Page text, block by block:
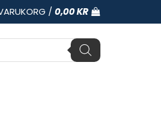
/ 0,00KR